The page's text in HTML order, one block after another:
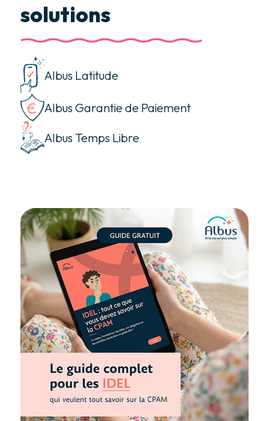
solutions
Albus Latitude
Albus Garantie de Paiement
Albus Temps Libre